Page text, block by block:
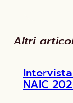
Altri
NAIC